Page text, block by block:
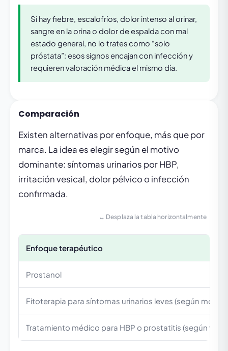
Si hay fiebre, escalofríos, dolor intenso al orinar,
sangre en la orina o dolor de espalda con mal
estado general, no lo trates como “solo
próstata”: esos signos encajan con infección y
requieren valoración médica el mismo día.
Comparación
Existen alternativas por enfoque, más que por
marca. La idea es elegir según el motivo
dominante: síntomas urinarios por HBP,
irritación vesical, dolor pélvico o infección
confirmada.
↔ Desplaza la tabla horizontalmente
Enfoque terapéutico
Prostanol
Fitoterapia para síntomas urinarios leves (según
Tratamiento médico para HBP o prostatitis (según